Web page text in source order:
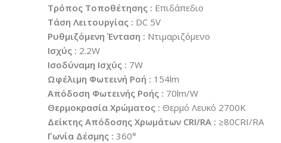
Τρόπος Τοποθέτησης : Επιδάπεδιο
Τάση Λειτουργίας : DC 5V
Ρυθμιζόμενη Ένταση : Ντιμαριζόμενο
Ισχύς : 2.2W
Ισοδύναμη Ισχύς : 7W
Ωφέλιμη Φωτεινή Ροή : 154lm
Απόδοση Φωτεινής Ροής : 70lm/W
Θερμοκρασία Χρώματος : Θερμό Λευκό 2700K
Δείκτης Απόδοσης Χρωμάτων CRI/RA : ≥80CRI/RA
Γωνία Δέσμης : 360°